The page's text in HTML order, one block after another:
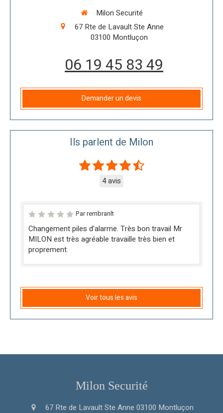
Milon Securité
67 Rte de Lavault Ste Anne
03100 Montluçon
06 19 45 83 49
Demander un devis
Ils parlent de Milon
4 avis
Par rembranlt
Changement piles d'alarme. Très bon travail Mr
MILON est très agréable travaille très bien et
proprement.
Voir tous les avis
Milon Securité
67 Rte de Lavault Ste Anne 03100 Montluçon